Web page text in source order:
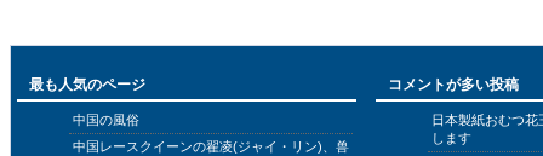
最も人気のページ
中国の風俗
中国レースクイーンの翟凌(ジャイ・リン)、兽
コメントが多い投稿
日本製紙おむつ
します